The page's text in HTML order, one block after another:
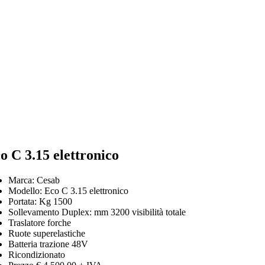
C 3.15 elettronico
Marca: Cesab
Modello: Eco C 3.15 elettronico
Portata: Kg 1500
Sollevamento Duplex: mm 3200 visibilità totale
Traslatore forche
Ruote superelastiche
Batteria trazione 48V
Ricondizionato